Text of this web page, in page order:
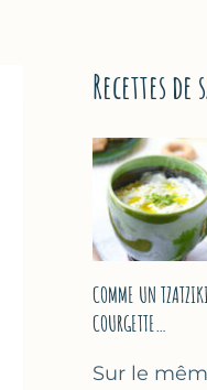
Recettes de
COMME UN
COURGETTE…
Sur le